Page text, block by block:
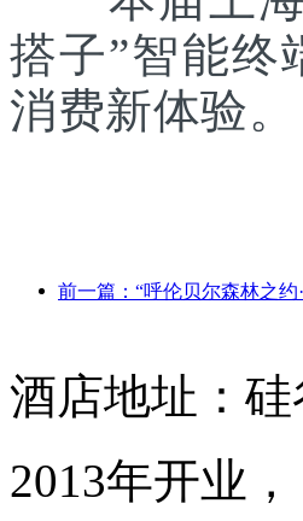
搭子”智能终
消费新体验。
酒店地址：
2013年开业